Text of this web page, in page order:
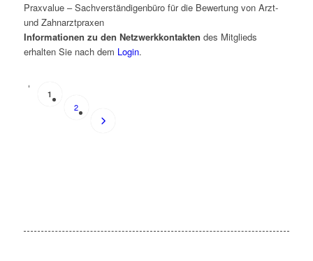
Praxvalue – Sachverständigenbüro für die Bewertung von Arzt-
und Zahnarztpraxen
Informationen zu den Netzwerkkontakten des Mitglieds
erhalten Sie nach dem Login.
POSTS NAVIGATION
1
2